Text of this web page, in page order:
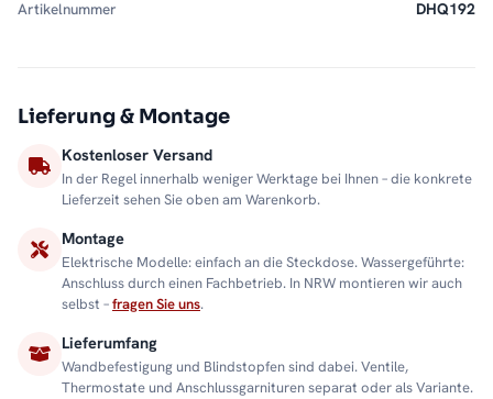
Artikelnummer DHQ192
Lieferung & Montage
Kostenloser Versand
In der Regel innerhalb weniger Werktage bei Ihnen – die konkrete
Lieferzeit sehen Sie oben am Warenkorb.
Montage
Elektrische Modelle: einfach an die Steckdose. Wassergeführte:
Anschluss durch einen Fachbetrieb. In NRW montieren wir auch
selbst –fragen Sie uns.
Lieferumfang
Wandbefestigung und Blindstopfen sind dabei. Ventile,
Thermostate und Anschlussgarnituren separat oder als Variante.